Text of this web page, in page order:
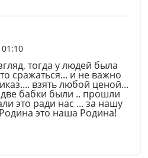
тогда у людей была
сражаться... и не важно
взять любой ценой...
бабки были .. прошли
это ради нас ... за нашу
это наша Родина!